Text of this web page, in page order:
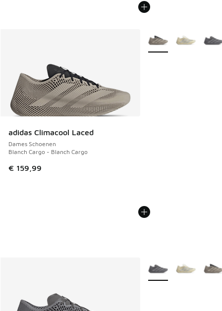
adidas Climacool Laced
Dames Schoenen
Blanch Cargo - Blanch Cargo
€ 159,99
Meer kleuren
Meer kleuren